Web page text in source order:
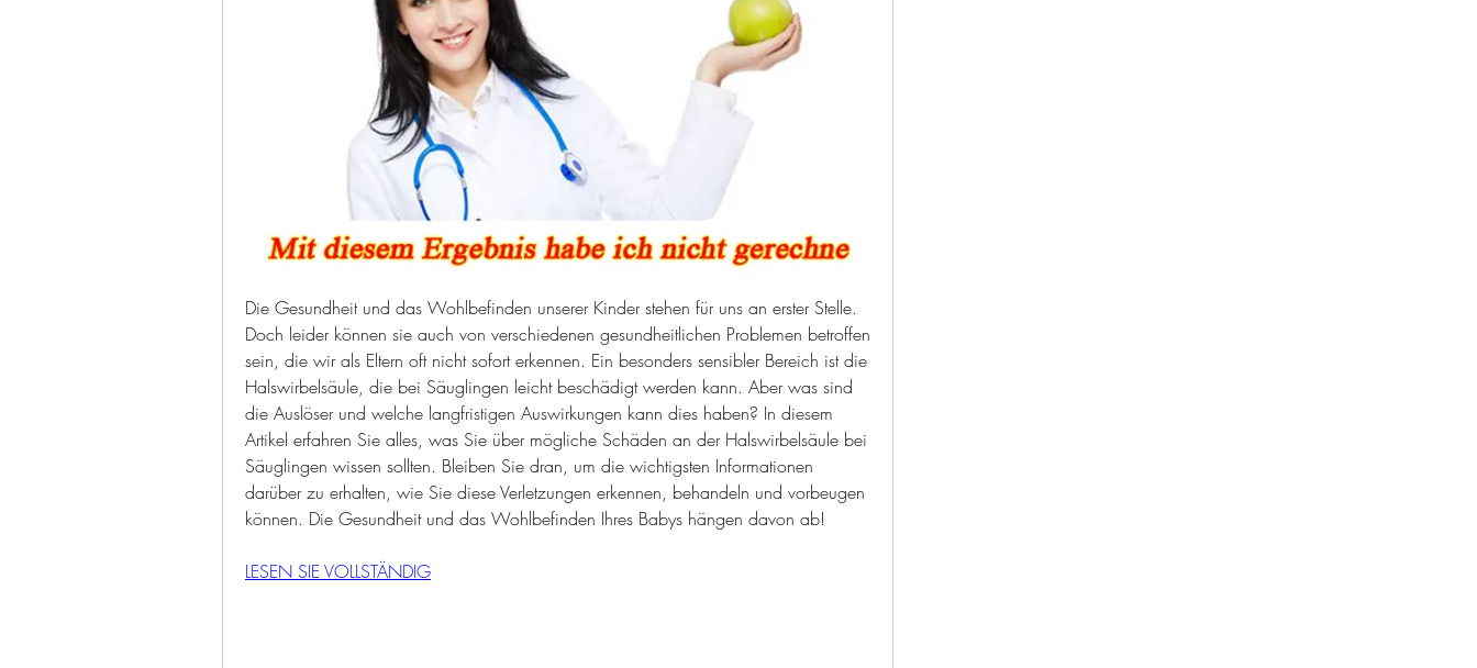
Die Gesundheit und das Wohlbefinden unserer Kinder stehen für uns an erster Stelle.
Doch leider können sie auch von verschiedenen gesundheitlichen Problemen betroffen
sein, die wir als Eltern oft nicht sofort erkennen. Ein besonders sensibler Bereich ist die
Halswirbelsäule, die bei Säuglingen leicht beschädigt werden kann. Aber was sind
die Auslöser und welche langfristigen Auswirkungen kann dies haben? In diesem
Artikel erfahren Sie alles, was Sie über mögliche Schäden an der Halswirbelsäule bei
Säuglingen wissen sollten. Bleiben Sie dran, um die wichtigsten Informationen
darüber zu erhalten, wie Sie diese Verletzungen erkennen, behandeln und vorbeugen
können. Die Gesundheit und das Wohlbefinden Ihres Babys hängen davon ab!
LESEN SIE VOLLSTÄNDIG